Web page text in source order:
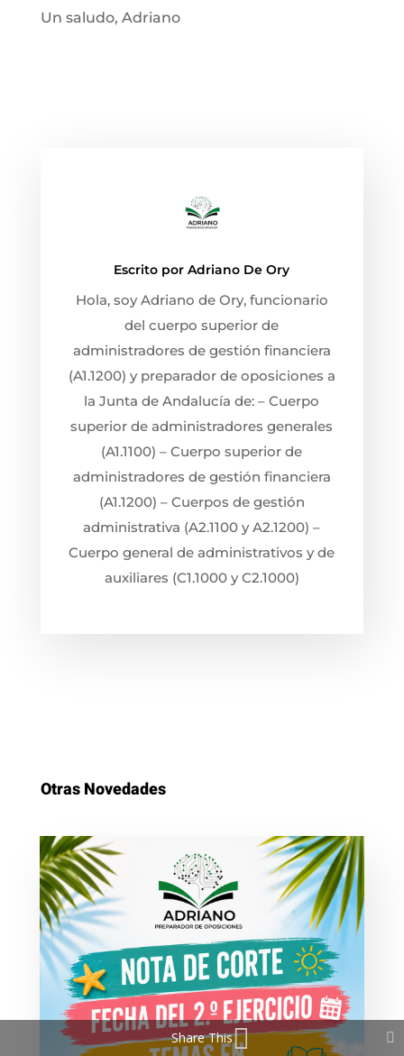
Un saludo, Adriano
Escrito porAdriano De Ory
Hola, soy Adriano de Ory, funcionario
del cuerpo superior de
administradores de gestión financiera
(A1.1200) y preparador de oposiciones a
la Junta de Andalucía de: – Cuerpo
superior de administradores generales
(A1.1100) – Cuerpo superior de
administradores de gestión financiera
(A1.1200) – Cuerpos de gestión
administrativa (A2.1100 y A2.1200) –
Cuerpo general de administrativos y de
auxiliares (C1.1000 y C2.1000)
Otras Novedades
Share This